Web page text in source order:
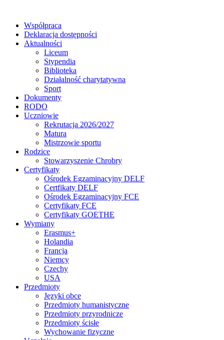
Współpraca
Deklaracja dostępności
Aktualności
Liceum
Stypendia
Biblioteka
Działalność charytatywna
Sport
Dokumenty
RODO
Uczniowie
Rekrutacja 2026/2027
Matura
Mistrzowie sportu
Rodzice
Stowarzyszenie Chrobry
Certyfikaty
Ośrodek Egzaminacyjny DELF
Certfikaty DELF
Ośrodek Egzaminacyjny FCE
Certyfikaty FCE
Certyfikaty GOETHE
Wymiany
Erasmus+
Holandia
Francja
Niemcy
Czechy
USA
Przedmioty
Języki obce
Przedmioty humanistyczne
Przedmioty przyrodnicze
Przedmioty ścisłe
Wychowanie fizyczne